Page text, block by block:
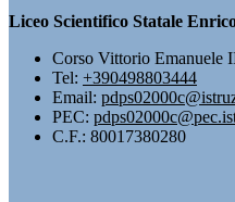
Liceo Scientifico Statale
Corso Vittorio Emanuele
Tel: +390498803444
Email:
PEC:
C.F.: 80017380280